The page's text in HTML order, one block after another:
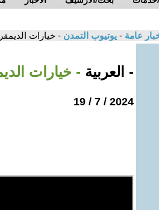
عامة - يوتيوب التمدن - خيارات
- العربية - خيارات
2024 / 7 / 19